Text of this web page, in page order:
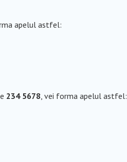
apelul astfel:
234 5678, vei forma apelul astfel: